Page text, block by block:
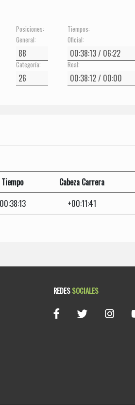
Posiciones:
General:
Categoría:
Tiempos:
Oficial:
Real:
Tiempo Cabeza Carrera
00:38:13 +00:11:41
REDESSOCIALES